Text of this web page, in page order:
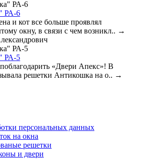
РА-6
и кот все больше проявлял
окну, в связи с чем возникл.. →
РА-5
«Двери Апекс»! В
решетки Антикошка на о.. →
персональных данных
на окна
решетки
и двери